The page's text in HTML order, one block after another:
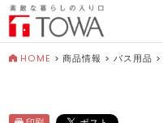
HOME > 商品情報 > バス用品 >